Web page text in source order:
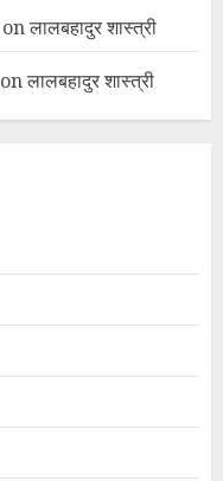
onलालबहादुर शास्त्री
onलालबहादुर शास्त्री